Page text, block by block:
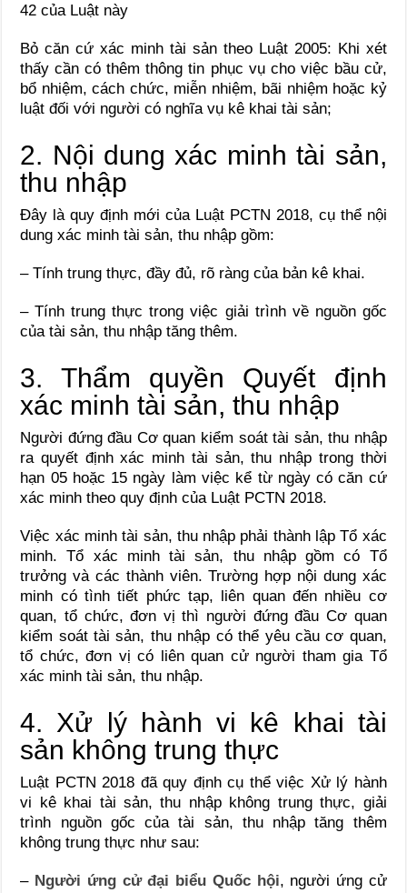
42 của Luật này
Bỏ căn cứ xác minh tài sản theo Luật 2005: Khi xét
thấy cần có thêm thông tin phục vụ cho việc bầu cử,
bổ nhiệm, cách chức, miễn nhiệm, bãi nhiệm hoặc kỷ
luật đối với người có nghĩa vụ kê khai tài sản;
2. Nội dung xác minh tài sản,
thu nhập
Đây là quy định mới của Luật PCTN 2018, cụ thể nội
dung xác minh tài sản, thu nhập gồm:
– Tính trung thực, đầy đủ, rõ ràng của bản kê khai.
– Tính trung thực trong việc giải trình về nguồn gốc
của tài sản, thu nhập tăng thêm.
3. Thẩm quyền Quyết định
xác minh tài sản, thu nhập
Người đứng đầu Cơ quan kiểm soát tài sản, thu nhập
ra quyết định xác minh tài sản, thu nhập trong thời
hạn 05 hoặc 15 ngày làm việc kể từ ngày có căn cứ
xác minh theo quy định của Luật PCTN 2018.
Việc xác minh tài sản, thu nhập phải thành lập Tổ xác
minh. Tổ xác minh tài sản, thu nhập gồm có Tổ
trưởng và các thành viên. Trường hợp nội dung xác
minh có tình tiết phức tạp, liên quan đến nhiều cơ
quan, tổ chức, đơn vị thì người đứng đầu Cơ quan
kiểm soát tài sản, thu nhập có thể yêu cầu cơ quan,
tổ chức, đơn vị có liên quan cử người tham gia Tổ
xác minh tài sản, thu nhập.
4. Xử lý hành vi kê khai tài
sản không trung thực
Luật PCTN 2018 đã quy định cụ thể việc Xử lý hành
vi kê khai tài sản, thu nhập không trung thực, giải
trình nguồn gốc của tài sản, thu nhập tăng thêm
không trung thực như sau:
– Người ứng cử đại biểu Quốc hội, người ứng cử